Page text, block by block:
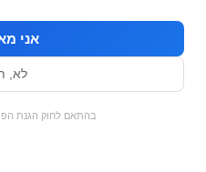
כל מבצעים
אני
לא,
בהתאם לחוק הגנת